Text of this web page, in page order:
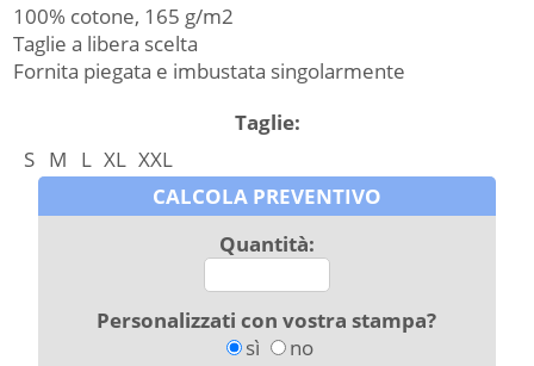
100% cotone, 165 g/m2
Taglie a libera scelta
Fornita piegata e imbustata singolarmente
Taglie:
S M L XL XXL
CALCOLA PREVENTIVO
Quantità:
Personalizzati con vostra stampa?
sì
no